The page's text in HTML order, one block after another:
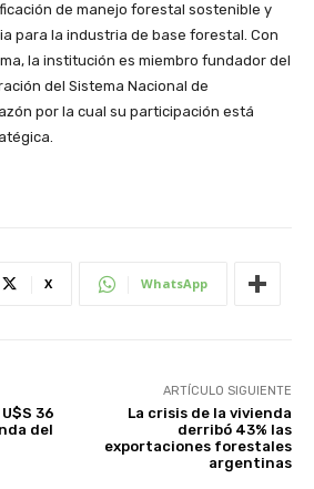
de manejo forestal sostenible y
para la industria de base forestal. Con
la institución es miembro fundador del
del Sistema Nacional de
por la cual su participación está
X WhatsApp
36
del
ARTÍCULO SIGUIENTE
La crisis de la vivienda
derribó 43% las
exportaciones forestales
argentinas